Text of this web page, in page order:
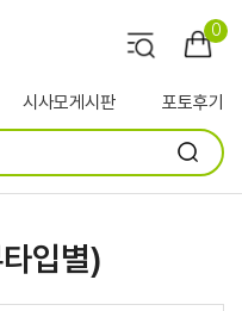
0
시사모게시판 포토후기
입별)